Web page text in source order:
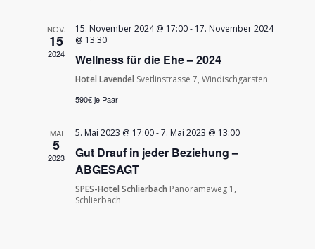
NOV.
15
2024
15. November 2024 @ 17:00- 17. November 2024
@ 13:30
Wellness für die Ehe – 2024
Hotel Lavendel Svetlinstrasse 7, Windischgarsten
590€ je Paar
MAI
5
2023
5. Mai 2023 @ 17:00-7. Mai 2023 @ 13:00
Gut Drauf in jeder Beziehung –
ABGESAGT
SPES-Hotel Schlierbach Panoramaweg 1,
Schlierbach